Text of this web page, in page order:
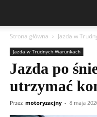
Strona główna Jazda w
Jazda w Trudnych Warunkach
Jazda po
utrzymać
Przez motoryzacjny - 8 maja